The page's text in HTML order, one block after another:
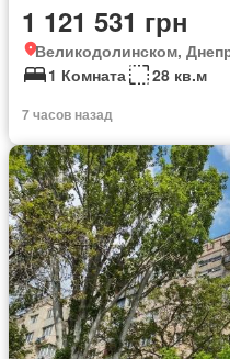
1 121 531 грн
Великодолинском,
1 Комната
28 кв.м
7 часов назад